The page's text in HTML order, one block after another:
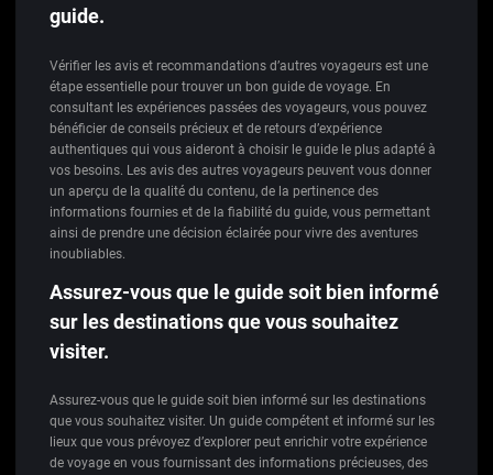
guide.
Vérifier les avis et recommandations d’autres voyageurs est une
étape essentielle pour trouver un bon guide de voyage. En
consultant les expériences passées des voyageurs, vous pouvez
bénéficier de conseils précieux et de retours d’expérience
authentiques qui vous aideront à choisir le guide le plus adapté à
vos besoins. Les avis des autres voyageurs peuvent vous donner
un aperçu de la qualité du contenu, de la pertinence des
informations fournies et de la fiabilité du guide, vous permettant
ainsi de prendre une décision éclairée pour vivre des aventures
inoubliables.
Assurez-vous que le guide soit bien informé
sur les destinations que vous souhaitez
visiter.
Assurez-vous que le guide soit bien informé sur les destinations
que vous souhaitez visiter. Un guide compétent et informé sur les
lieux que vous prévoyez d’explorer peut enrichir votre expérience
de voyage en vous fournissant des informations précieuses, des